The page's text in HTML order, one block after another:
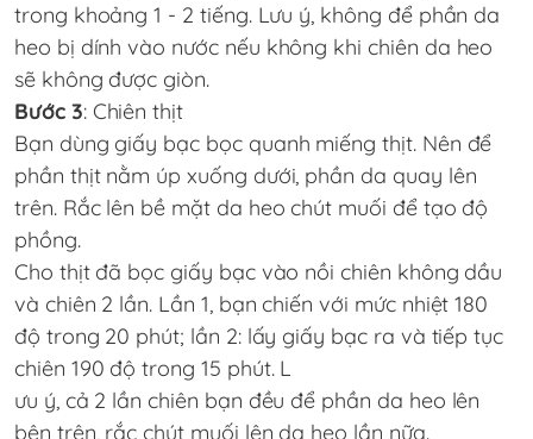
trong khoảng 1 - 2 tiếng. Lưu ý, không để phần da
heo bị dính vào nước nếu không khi chiên da heo
sẽ không được giòn.
Bước 3: Chiên thịt
Bạn dùng giấy bạc bọc quanh miếng thịt. Nên để
phần thịt nằm úp xuống dưới, phần da quay lên
trên. Rắc lên bề mặt da heo chút muối để tạo độ
phồng.
Cho thịt đã bọc giấy bạc vào nồi chiên không dầu
và chiên 2 lần. Lần 1, bạn chiến với mức nhiệt 180
độ trong 20 phút; lần 2: lấy giấy bạc ra và tiếp tục
chiên 190 độ trong 15 phút. L
ưu ý, cả 2 lần chiên bạn đều để phần da heo lên
bên trên, rắc chút muối lên da heo lần nữa.